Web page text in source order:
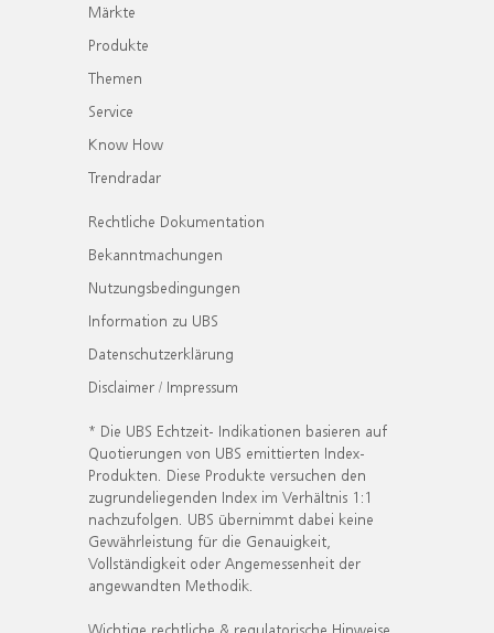
Märkte
Produkte
Themen
Service
Know How
Trendradar
Rechtliche Dokumentation
Bekanntmachungen
Nutzungsbedingungen
Information zu UBS
Datenschutzerklärung
Disclaimer / Impressum
* Die UBS Echtzeit- Indikationen basieren auf
Quotierungen von UBS emittierten Index-
Produkten. Diese Produkte versuchen den
zugrundeliegenden Index im Verhältnis 1:1
nachzufolgen. UBS übernimmt dabei keine
Gewährleistung für die Genauigkeit,
Vollständigkeit oder Angemessenheit der
angewandten Methodik.